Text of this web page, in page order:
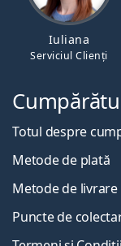
Iuliana
Serviciul Clienți
Totul despre
Metode de plată
Metode de livrare
Puncte de